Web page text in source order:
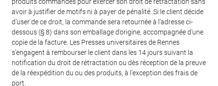
avoir à justifier de motifs ni à payer de pénalité. Si le client décide
d’user de ce droit, la commande sera retournée à l’adresse ci-
dessous (§ 8) dans son emballage d’origine, accompagnée d’une
copie de la facture. Les Presses universitaires de Rennes
s’engagent à rembourser le client dans les 14 jours suivant la
notification du droit de rétractation ou dès réception de la preuve
de la réexpédition du ou des produits, à l'exception des frais de
port.